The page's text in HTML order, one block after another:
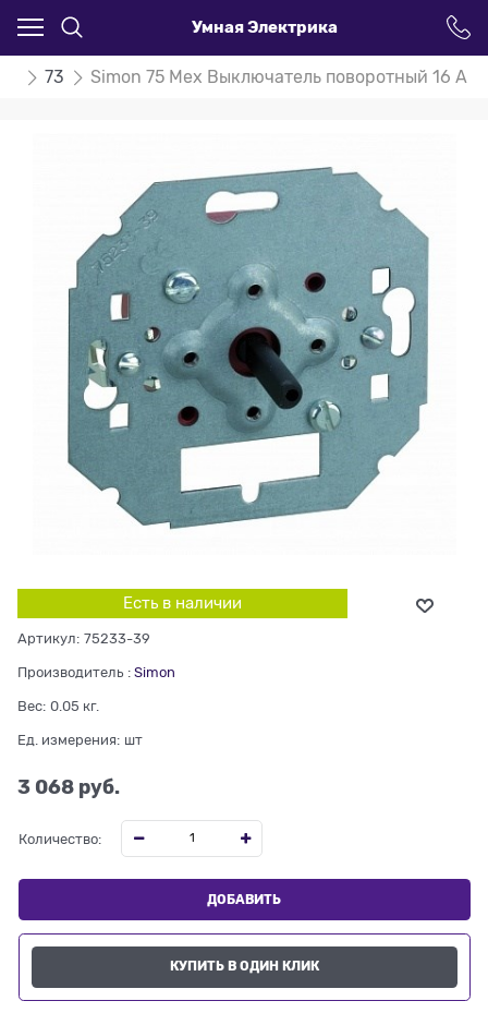
Умная Электрика
73 Simon 75 Мех Выключатель поворотный 16 А
Есть в наличии
Артикул: 75233-39
Производитель : Simon
Вес: 0.05 кг.
Ед. измерения: шт
3 068 руб.
Количество:
ДОБАВИТЬ
КУПИТЬ В ОДИН КЛИК